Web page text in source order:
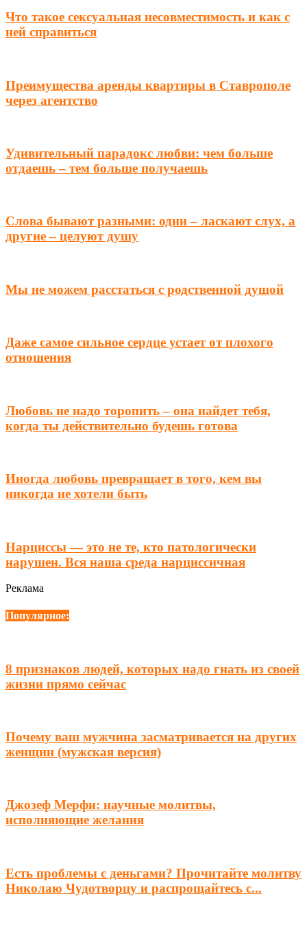
Что такое сексуальная несовместимость и как с
ней справиться
Преимущества аренды квартиры в Ставрополе
через агентство
Удивительный парадокс любви: чем больше
отдаешь – тем больше получаешь
Слова бывают разными: одни – ласкают слух, а
другие – целуют душу
Мы не можем расстаться с родственной душой
Даже самое сильное сердце устает от плохого
отношения
Любовь не надо торопить – она найдет тебя,
когда ты действительно будешь готова
Иногда любовь превращает в того, кем вы
никогда не хотели быть
Нарциссы — это не те, кто патологически
нарушен. Вся наша среда нарциссичная
Реклама
Популярное:
8 признаков людей, которых надо гнать из своей
жизни прямо сейчас
Почему ваш мужчина засматривается на других
женщин (мужская версия)
Джозеф Мерфи: научные молитвы,
исполняющие желания
Есть проблемы с деньгами? Прочитайте молитву
Николаю Чудотворцу и распрощайтесь с...